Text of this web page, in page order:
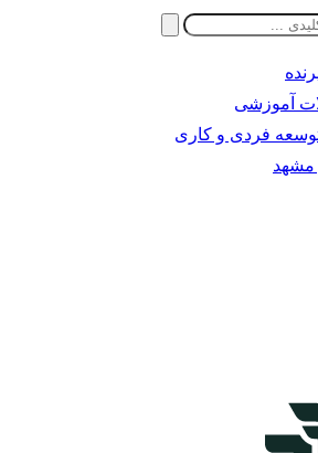
آموزشی
فردی و کاری
مشهد